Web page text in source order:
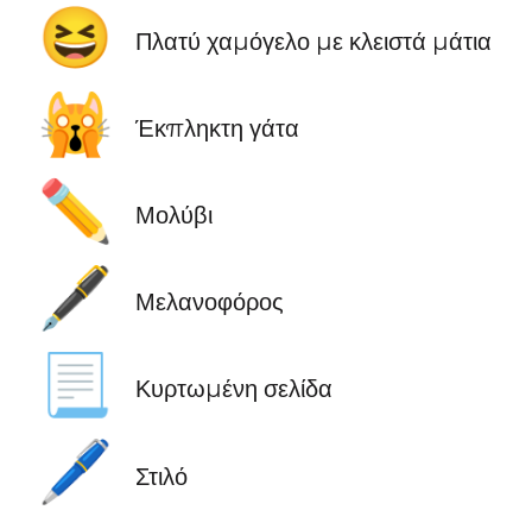
😆 Πλατύ χαμόγελο με κλειστά μάτια
🙀 Έκπληκτη γάτα
✏️ Μολύβι
🖋️ Μελανοφόρος
📃 Κυρτωμένη σελίδα
🖊️ Στιλό